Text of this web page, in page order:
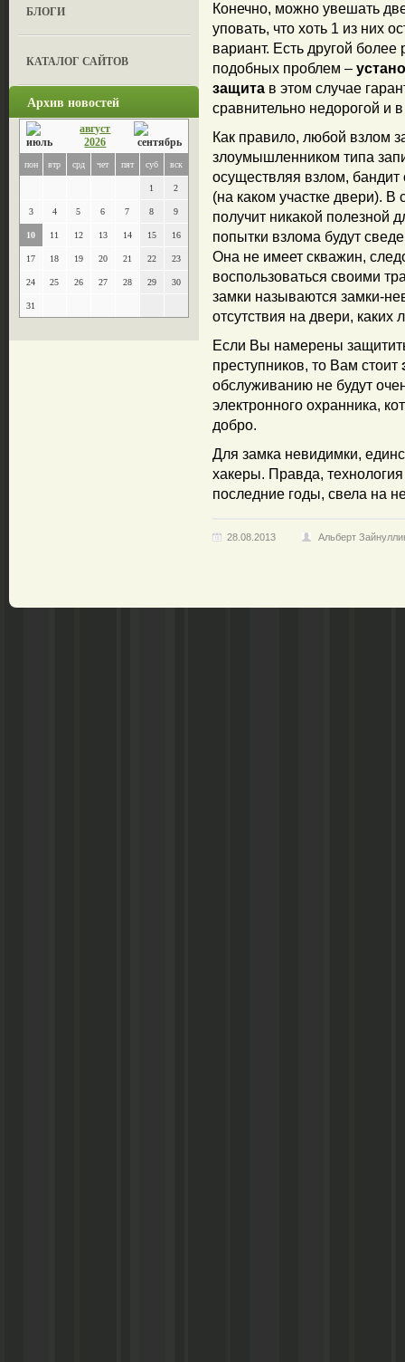
БЛОГИ
КАТАЛОГ САЙТОВ
Архив новостей
август
2026
пон втр срд чет пят суб вск
1 2
3 4 5 6 7 8 9
10 11 12 13 14 15 16
17 18 19 20 21 22 23
24 25 26 27 28 29 30
31
Конечно, можно увешать
уповать, что хоть 1 из них
вариант. Есть другой
подобных проблем –
защита в этом случае
сравнительно недорогой и
Как правило, любой взлом
злоумышленником типа
осуществляя взлом, бандит
(на каком участке двери). В
получит никакой полезной
попытки взлома будут
Она не имеет скважин,
воспользоваться своими
замки называются замки-
отсутствия на двери, каких
Если Вы намерены
преступников, то Вам стоит
обслуживанию не будут
электронного охранника,
добро.
Для замка невидимки,
хакеры. Правда,
последние годы, свела на
28.08.2013 Альберт